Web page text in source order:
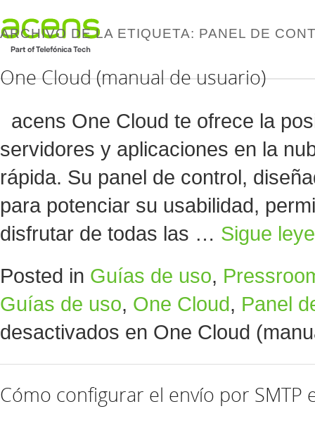
ARCHIVO DE LA ETIQUETA: PANEL DE
One Cloud (manual de usuario)
acens One Cloud te ofrece la
servidores y aplicaciones en la
rápida. Su panel de control,
para potenciar su usabilidad,
disfrutar de todas las … Sigue
Posted in Guías de uso,
Guías de uso, One Cloud, Panel
desactivados en One Cloud
Cómo configurar el envío por SMTP